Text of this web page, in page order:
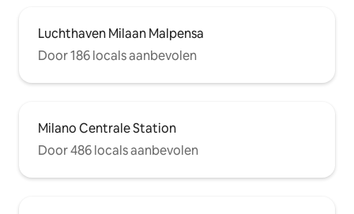
Luchthaven Milaan Malpensa
Door 186 locals aanbevolen
Milano Centrale Station
Door 486 locals aanbevolen